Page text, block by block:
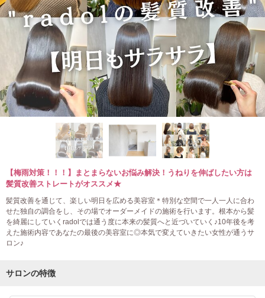
【梅雨対策！！！】まとまらないお悩み解決！うねりを伸ばしたい方は
髪質改善ストレートがオススメ★
髪質改善を通じて、楽しい明日を広める美容室＊特別な空間で一人一人に合わ
せた独自の調合をし、その場でオーダーメイドの施術を行います。根本から髪
を綺麗にしていくradolでは通う度に本来の髪質へと近づいていく♪10年後を考
えた施術内容であなたの最後の美容室に◎本気で変えていきたい女性が通うサ
ロン♪
サロンの特徴